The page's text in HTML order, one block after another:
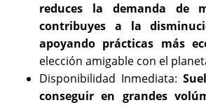
reduces la demanda de
contribuyes a la
apoyando prácticas más
elección amigable con el
Disponibilidad Inmediata:
conseguir en grandes